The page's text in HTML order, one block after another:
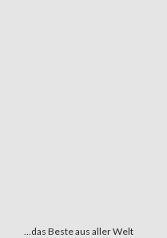
…das Beste aus aller Welt